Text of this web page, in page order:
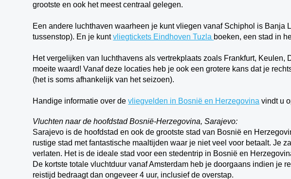
grootste en ook het meest centraal gelegen.
Een andere luchthaven waarheen je kunt vliegen vanaf Schiphol is Banja
tussenstop). En je kuntvliegtickets Eindhoven Tuzla boeken, een stad in
Het vergelijken van luchthavens als vertrekplaats zoals Frankfurt, Keulen,
moeite waard! Vanaf deze locaties heb je ook een grotere kans dat je
(het is soms afhankelijk van het seizoen).
Handige informatie over devliegvelden in Bosnië en Herzegovina vindt u
Vluchten naar de hoofdstad Bosnië-Herzegovina, Sarajevo:
Sarajevo is de hoofdstad en ook de grootste stad van Bosnië en
rustige stad met fantastische maaltijden waar je niet veel voor betaalt. Je
verlaten. Het is de ideale stad voor een stedentrip in Bosnië en
De kortste totale vluchtduur vanaf Amsterdam heb je doorgaans indien je
reistijd bedraagt dan ongeveer 4 uur, inclusief de overstap.